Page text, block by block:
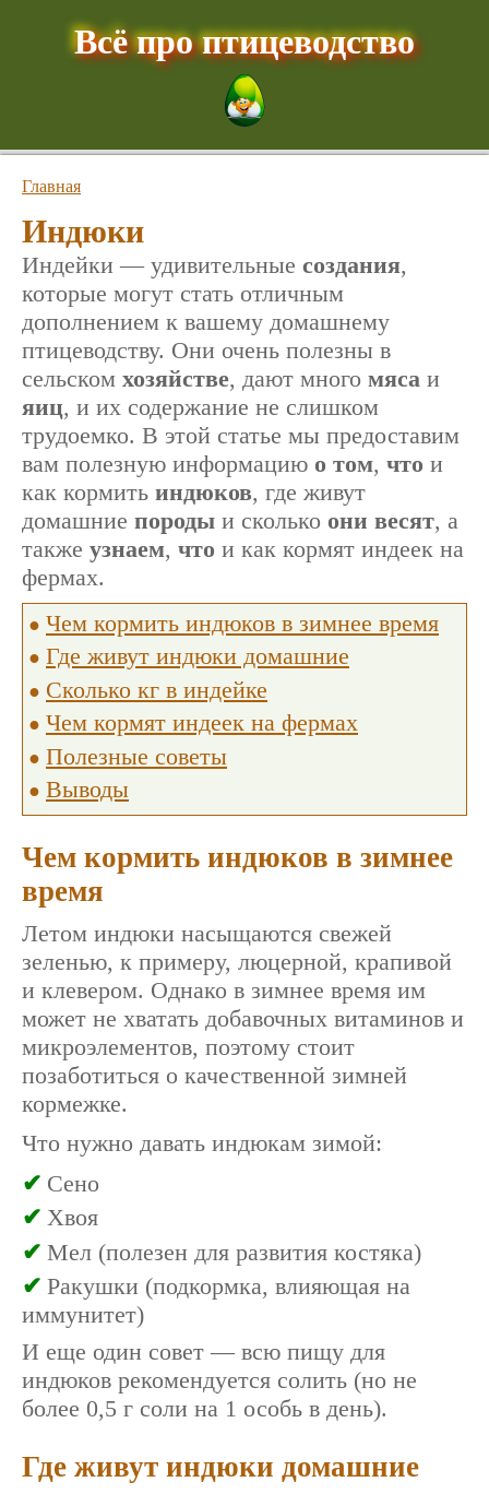
Всё про птицеводство
Главная
Индюки
Индейки — удивительные создания,
которые могут стать отличным
дополнением к вашему домашнему
птицеводству. Они очень полезны в
сельском хозяйстве, дают много мяса и
яиц, и их содержание не слишком
трудоемко. В этой статье мы предоставим
вам полезную информацию о том, что и
как кормить индюков, где живут
домашние породы и сколько они весят, а
также узнаем, что и как кормят индеек на
фермах.
Чем кормить индюков в зимнее время
Где живут индюки домашние
Сколько кг в индейке
Чем кормят индеек на фермах
Полезные советы
Выводы
Чем кормить индюков в зимнее
время
Летом индюки насыщаются свежей
зеленью, к примеру, люцерной, крапивой
и клевером. Однако в зимнее время им
может не хватать добавочных витаминов и
микроэлементов, поэтому стоит
позаботиться о качественной зимней
кормежке.
Что нужно давать индюкам зимой:
Сено
Хвоя
Мел (полезен для развития костяка)
Ракушки (подкормка, влияющая на
иммунитет)
И еще один совет — всю пищу для
индюков рекомендуется солить (но не
более 0,5 г соли на 1 особь в день).
Где живут индюки домашние